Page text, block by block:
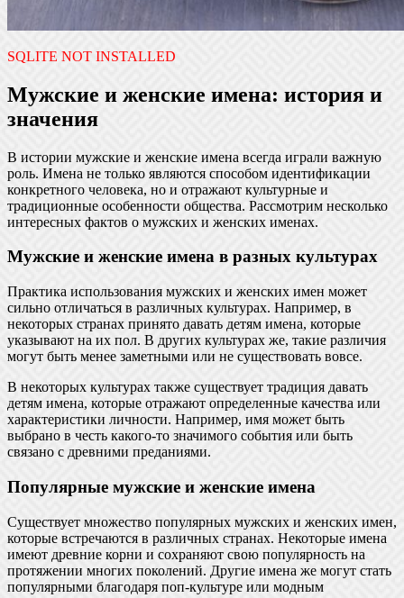
SQLITE NOT INSTALLED
Мужские и женские имена: история и
значения
В истории мужские и женские имена всегда играли важную
роль. Имена не только являются способом идентификации
конкретного человека, но и отражают культурные и
традиционные особенности общества. Рассмотрим несколько
интересных фактов о мужских и женских именах.
Мужские и женские имена в разных культурах
Практика использования мужских и женских имен может
сильно отличаться в различных культурах. Например, в
некоторых странах принято давать детям имена, которые
указывают на их пол. В других культурах же, такие различия
могут быть менее заметными или не существовать вовсе.
В некоторых культурах также существует традиция давать
детям имена, которые отражают определенные качества или
характеристики личности. Например, имя может быть
выбрано в честь какого-то значимого события или быть
связано с древними преданиями.
Популярные мужские и женские имена
Существует множество популярных мужских и женских имен,
которые встречаются в различных странах. Некоторые имена
имеют древние корни и сохраняют свою популярность на
протяжении многих поколений. Другие имена же могут стать
популярными благодаря поп-культуре или модным